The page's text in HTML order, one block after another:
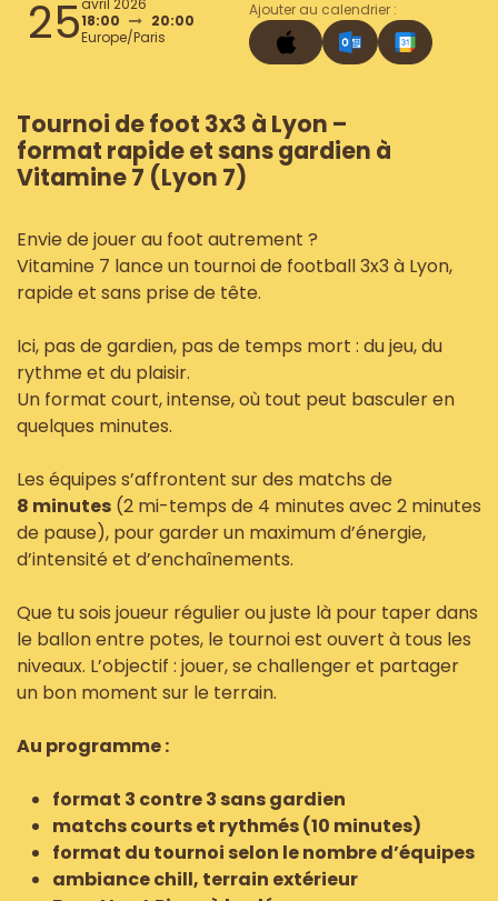
25avril 2026
18:00
20:00
Europe/Paris
Ajouter au calendrier :
Tournoi de foot 3x3 à Lyon –
format rapide et sans gardien à
Vitamine 7 (Lyon 7)
Envie de jouer au foot autrement ?
Vitamine 7 lance un tournoi de football 3x3 à Lyon,
rapide et sans prise de tête.
Ici, pas de gardien, pas de temps mort : du jeu, du
rythme et du plaisir.
Un format court, intense, où tout peut basculer en
quelques minutes.
Les équipes s’affrontent sur des matchs de
8 minutes (2 mi-temps de 4 minutes avec 2 minutes
de pause), pour garder un maximum d’énergie,
d’intensité et d’enchaînements.
Que tu sois joueur régulier ou juste là pour taper dans
le ballon entre potes, le tournoi est ouvert à tous les
niveaux. L’objectif : jouer, se challenger et partager
un bon moment sur le terrain.
Au programme :
format 3 contre 3 sans gardien
matchs courts et rythmés (10 minutes)
format du tournoi selon le nombre d’équipes
ambiance chill, terrain extérieur